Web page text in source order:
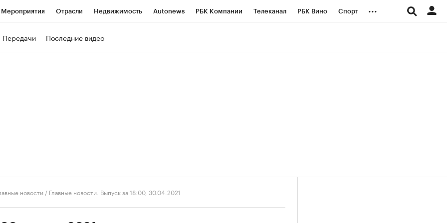
Мероприятия Отрасли Недвижимость Autonews РБК Компании Телеканал РБК Вино Спорт ...
Передачи Последние видео
новости / Главные новости. Выпуск за 18:00, 30.04.2021